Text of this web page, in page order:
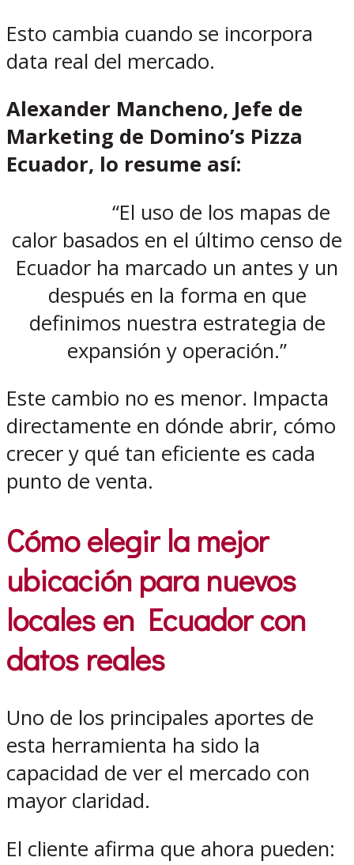
Esto cambia cuando se incorpora
data real del mercado.
Alexander Mancheno, Jefe de
Marketing de Domino’s Pizza
Ecuador, lo resume así:
“El uso de los mapas de
calor basados en el último censo de
Ecuador ha marcado un antes y un
después en la forma en que
definimos nuestra estrategia de
expansión y operación.”
Este cambio no es menor. Impacta
directamente en dónde abrir, cómo
crecer y qué tan eficiente es cada
punto de venta.
Cómo elegir la mejor
ubicación para nuevos
locales en Ecuador con
datos reales
Uno de los principales aportes de
esta herramienta ha sido la
capacidad de ver el mercado con
mayor claridad.
El cliente afirma que ahora pueden: